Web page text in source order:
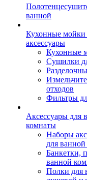
ванной
Кухонные мойки
аксессуары
Кухонные
Сушилки
отходов
Фильтры
Аксессуары для
комнаты
Наборы
для
Банкетки,
ванной
Полки для